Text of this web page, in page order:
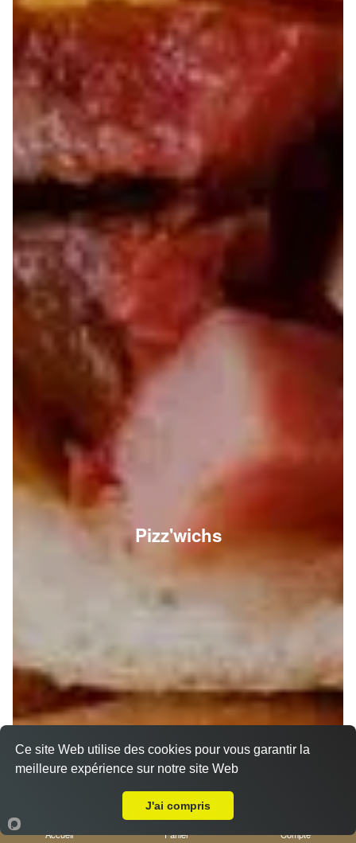
Pizz'wichs
Accueil Panier Compte
Ce site Web utilise des cookies pour vous garantir la
meilleure expérience sur notre site Web
J'ai compris